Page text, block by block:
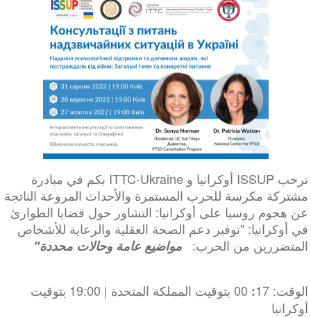
ترحب ISSUP أوكرانيا و ITTC-Ukraine بكم في مبادرة
مشتركة مكرسة للحرب المستمرة والأحداث المروعة الناتجة
عن هجوم روسيا على أوكرانيا: التشاور حول قضايا الطوارئ
في أوكرانيا: "توفير دعم الصحة العقلية والرعاية للأشخاص
المتضررين من الحرب:
مواضيع عامة وحالات محددة"
الوقت: 17 :
00 بتوقيت المملكة المتحدة | 19:00 بتوقيت
أوكرانيا